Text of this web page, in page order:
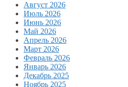
Август 2026
Июль 2026
Июнь 2026
Май 2026
Апрель 2026
Март 2026
Февраль 2026
Январь 2026
Декабрь 2025
Ноябрь 2025